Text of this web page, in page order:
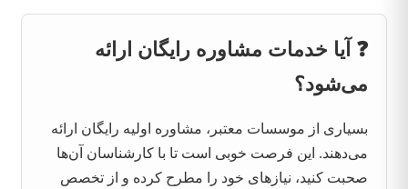
❓ آیا خدمات مشاوره رایگان ارائه
می‌شود؟
بسیاری از موسسات معتبر، مشاوره اولیه رایگان ارائه
می‌دهند. این فرصت خوبی است تا با کارشناسان آن‌ها
صحبت کنید، نیازهای خود را مطرح کرده و از تخصص